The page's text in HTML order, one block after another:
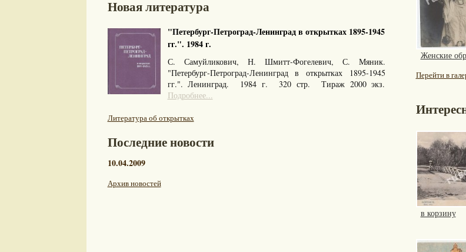
Новая литература
"Петербург-Петроград-Ленинград в открытках 1895-1945
гг.". 1984 г.
С. Самуйликович, Н. Шмитт-Фогелевич, С. Мяник.
"Петербург-Петроград-Ленинград в открытках 1895-1945
гг.". Ленинград. 1984 г. 320 стр. Тираж 2000 экз.
Подробнее...
Литература об открытках
Последние новости
10.04.2009
Архив новостей
Женские
Перейти в
в корзину